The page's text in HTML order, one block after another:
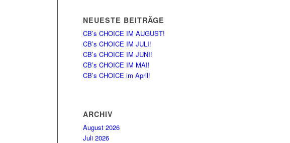
NEUESTE BEITRÄGE
CB’s CHOICE IM AUGUST!
CB’s CHOICE IM JULI!
CB’s CHOICE IM JUNI!
CB’s CHOICE IM MAI!
CB’s CHOICE im April!
ARCHIV
August 2026
Juli 2026